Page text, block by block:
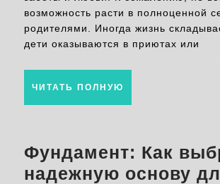
любящую
семью
за
шагом
возможность расти в полноценной
родителями. Иногда жизнь
дети оказываются в приютах или
ЧИТАТЬ ПОЛНУЮ
Фундамент: Как
надежную основу